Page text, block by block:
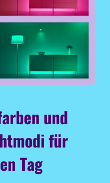
und
für
Tag